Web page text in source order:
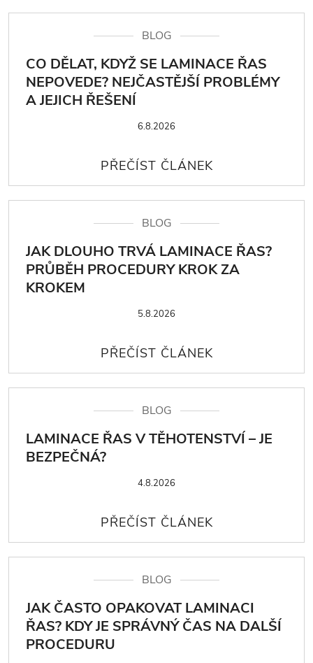
BLOG
CO DĚLAT, KDYŽ SE LAMINACE ŘAS
NEPOVEDE? NEJČASTĚJŠÍ PROBLÉMY
A JEJICH ŘEŠENÍ
6.8.2026
BLOG
JAK DLOUHO TRVÁ LAMINACE ŘAS?
PRŮBĚH PROCEDURY KROK ZA
KROKEM
5.8.2026
BLOG
LAMINACE ŘAS V TĚHOTENSTVÍ – JE
BEZPEČNÁ?
4.8.2026
BLOG
JAK ČASTO OPAKOVAT LAMINACI
ŘAS? KDY JE SPRÁVNÝ ČAS NA DALŠÍ
PROCEDURU